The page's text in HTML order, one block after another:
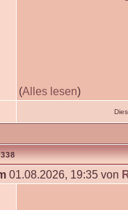
(Alles lesen)
01.08.2026, 19:35 von